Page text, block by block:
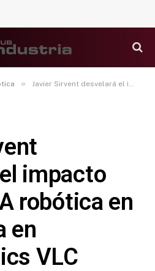
» Javier Sirvent desvelará el impacto real de la IA robótica en la logística en Intralogistics VLC
impacto
robótica en
en
VLC